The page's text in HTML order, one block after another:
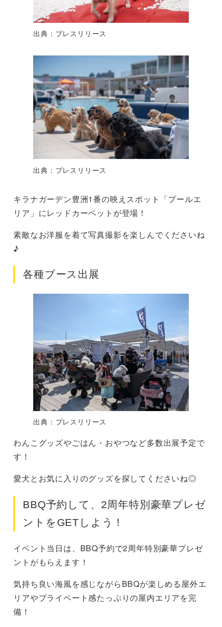
出典：プレスリリース
出典：プレスリリース
キラナガーデン豊洲1番の映えスポット「プールエ
リア」にレッドカーペットが登場！
素敵なお洋服を着て写真撮影を楽しんでくださいね
♪
各種ブース出展
出典：プレスリリース
わんこグッズやごはん・おやつなど多数出展予定で
す！
愛犬とお気に入りのグッズを探してくださいね◎
BBQ予約して、2周年特別豪華プレゼ
ントをGETしよう！
イベント当日は、BBQ予約で2周年特別豪華プレゼ
ントがもらえます！
気持ち良い海風を感じながらBBQが楽しめる屋外エ
リアやプライベート感たっぷりの屋内エリアを完
備！